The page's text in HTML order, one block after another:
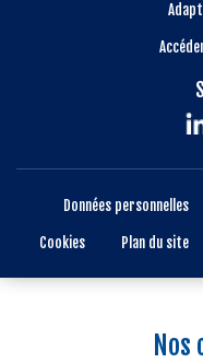
Données personnelles
Cookies Plan du site